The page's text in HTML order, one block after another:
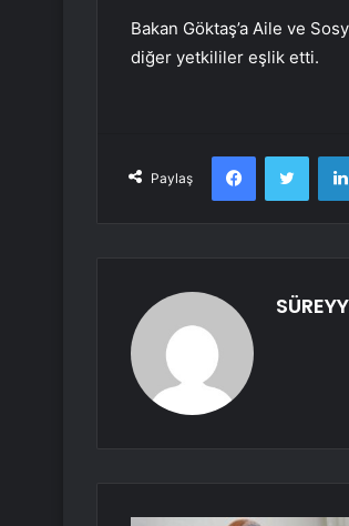
Bakan Göktaş’a Aile ve
diğer yetkililer eşlik etti.
Paylaş
Facebook